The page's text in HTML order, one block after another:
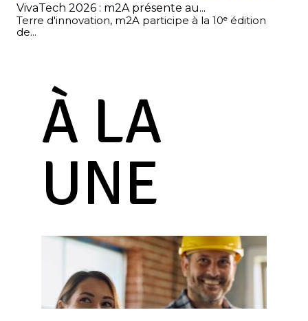
VivaTech 2026 : m2A présente au...
Terre d'innovation, m2A participe à la 10ᵉ édition
de...
À LA
UNE